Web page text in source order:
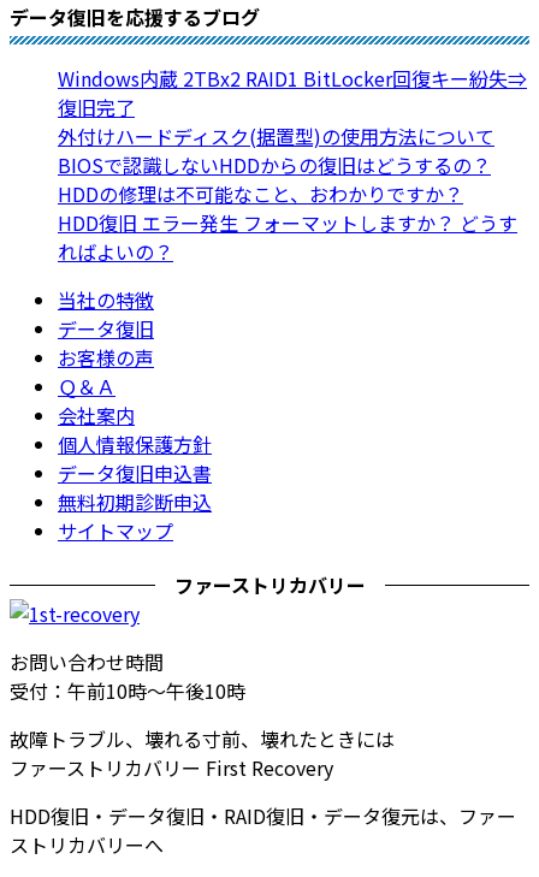
データ復旧を応援するブログ
Windows内蔵 2TBx2 RAID1 BitLocker回復キー紛失⇒
復旧完了
外付けハードディスク(据置型)の使用方法について
BIOSで認識しないHDDからの復旧はどうするの？
HDDの修理は不可能なこと、おわかりですか？
HDD復旧 エラー発生 フォーマットしますか？ どうす
ればよいの？
当社の特徴
データ復旧
お客様の声
Ｑ＆Ａ
会社案内
個人情報保護方針
データ復旧申込書
無料初期診断申込
サイトマップ
ファーストリカバリー
お問い合わせ時間
受付：午前10時～午後10時
故障トラブル、壊れる寸前、壊れたときには
ファーストリカバリー First Recovery
HDD復旧・データ復旧・RAID復旧・データ復元は、ファー
ストリカバリーへ